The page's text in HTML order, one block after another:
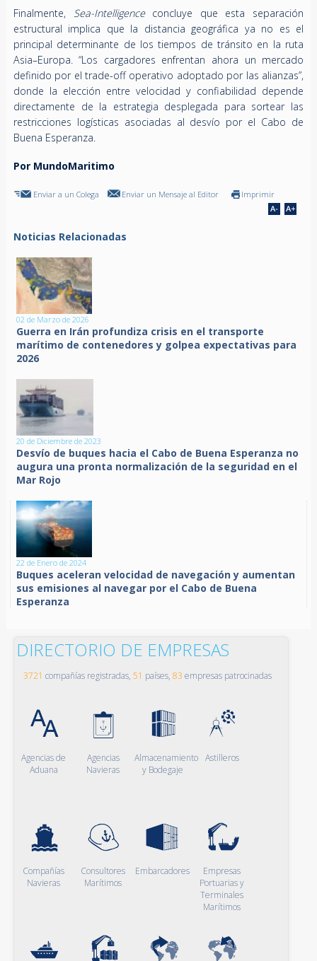
Finalmente, Sea-Intelligenceconcluye que esta separación
estructural implica que la distancia geográfica ya no es el
principal determinante de los tiempos de tránsito en la ruta
Asia–Europa. “Los cargadores enfrentan ahora un mercado
definido por el trade-off operativo adoptado por las alianzas”,
donde la elección entre velocidad y confiabilidad depende
directamente de la estrategia desplegada para sortear las
restricciones logísticas asociadas al desvío por el Cabo de
Buena Esperanza.
Por MundoMaritimo
Enviar a un Colega Enviar un Mensaje al Editor Imprimir
Noticias Relacionadas
02 de Marzo de 2026
Guerra en Irán profundiza crisis en el transporte
marítimo de contenedores y golpea expectativas para
2026
20 de Diciembre de 2023
Desvío de buques hacia el Cabo de Buena Esperanza no
augura una pronta normalización de la seguridad en el
Mar Rojo
22 de Enero de 2024
Buques aceleran velocidad de navegación y aumentan
sus emisiones al navegar por el Cabo de Buena
Esperanza
DIRECTORIO DE EMPRESAS
3721 compañías registradas, 51 países, 83 empresas patrocinadas
Agencias de
Aduana
Agencias
Navieras
Almacenamiento
y Bodegaje
Astilleros
Compañías
Navieras
Consultores
Marítimos
Embarcadores
Empresas
Portuarias y
Terminales
Marítimos